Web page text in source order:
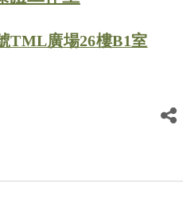
TML廣場26樓B1室